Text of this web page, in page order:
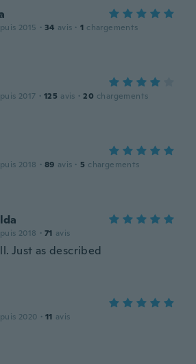
2015 · 34 avis · 1 chargements
2017 · 125 avis · 20 chargements
2018 · 89 avis · 5 chargements
2018 · 71 avis
Just as described
2020 · 11 avis